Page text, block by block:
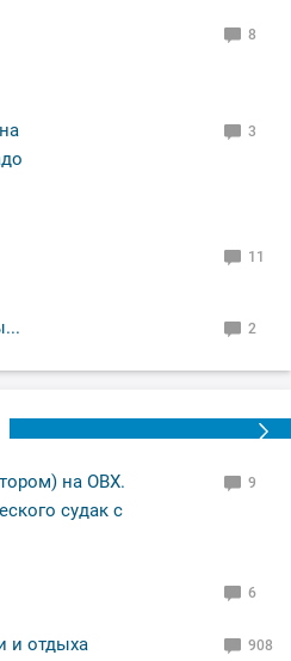
8
3
11
2
на ОВХ.
судак с
9
6
и отдыха
908